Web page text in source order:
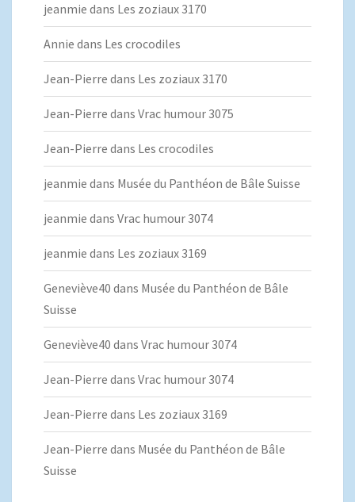
jeanmie dans Les zoziaux 3170
Annie dans Les crocodiles
Jean-Pierre dans Les zoziaux 3170
Jean-Pierre dans Vrac humour 3075
Jean-Pierre dans Les crocodiles
jeanmie dans Musée du Panthéon de Bâle Suisse
jeanmie dans Vrac humour 3074
jeanmie dans Les zoziaux 3169
Geneviève40 dans Musée du Panthéon de Bâle
Suisse
Geneviève40 dans Vrac humour 3074
Jean-Pierre dans Vrac humour 3074
Jean-Pierre dans Les zoziaux 3169
Jean-Pierre dans Musée du Panthéon de Bâle
Suisse